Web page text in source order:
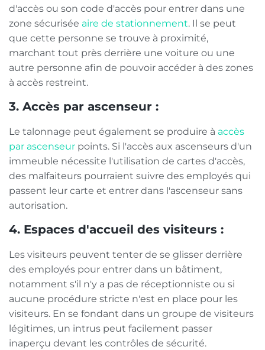
d'accès ou son code d'accès pour entrer dans une
zone sécurisée aire de stationnement. Il se peut
que cette personne se trouve à proximité,
marchant tout près derrière une voiture ou une
autre personne afin de pouvoir accéder à des zones
à accès restreint.
3. Accès par ascenseur :
Le talonnage peut également se produire à accès
par ascenseur points. Si l'accès aux ascenseurs d'un
immeuble nécessite l'utilisation de cartes d'accès,
des malfaiteurs pourraient suivre des employés qui
passent leur carte et entrer dans l'ascenseur sans
autorisation.
4. Espaces d'accueil des visiteurs :
Les visiteurs peuvent tenter de se glisser derrière
des employés pour entrer dans un bâtiment,
notamment s'il n'y a pas de réceptionniste ou si
aucune procédure stricte n'est en place pour les
visiteurs. En se fondant dans un groupe de visiteurs
légitimes, un intrus peut facilement passer
inaperçu devant les contrôles de sécurité.